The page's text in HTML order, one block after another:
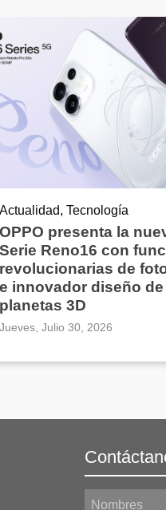
Actualidad, Tecnología
OPPO presenta la
Serie Reno16 con
revolucionarias de
e innovador diseño de
planetas 3D
Jueves, Julio 30, 2026
Nombres